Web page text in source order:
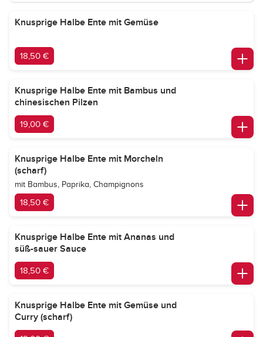
Knusprige Halbe Ente mit Gemüse
18,50 €
Knusprige Halbe Ente mit Bambus und
chinesischen Pilzen
19,00 €
Knusprige Halbe Ente mit Morcheln
(scharf)
mit Bambus, Paprika, Champignons
18,50 €
Knusprige Halbe Ente mit Ananas und
süß-sauer Sauce
18,50 €
Knusprige Halbe Ente mit Gemüse und
Curry (scharf)